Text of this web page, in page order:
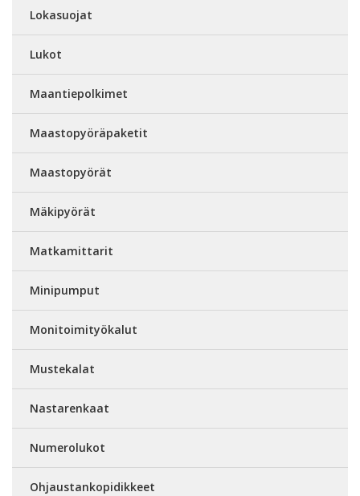
Lokasuojat
Lukot
Maantiepolkimet
Maastopyöräpaketit
Maastopyörät
Mäkipyörät
Matkamittarit
Minipumput
Monitoimityökalut
Mustekalat
Nastarenkaat
Numerolukot
Ohjaustankopidikkeet